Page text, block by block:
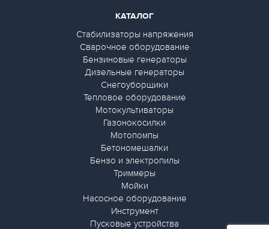
КАТАЛОГ
Стабилизаторы напряжения
Сварочное оборудование
Бензиновые генераторы
Дизельные генераторы
Снегоуборщики
Тепловое оборудование
Мотокультиваторы
Газонокосилки
Мотопомпы
Бетономешалки
Бензо и электропилы
Триммеры
Мойки
Насосное оборудование
Инструмент
Пусковые устройства